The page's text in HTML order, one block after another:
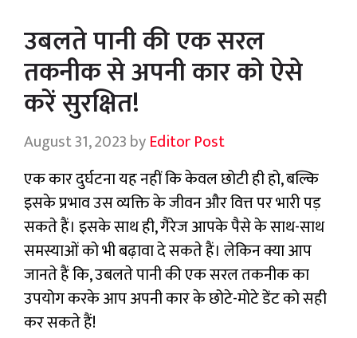
उबलते पानी की एक सरल
तकनीक से अपनी कार को ऐसे
करें सुरक्षित!
August 31, 2023byEditor Post
एक कार दुर्घटना यह नहीं कि केवल छोटी ही हो, बल्कि
इसके प्रभाव उस व्यक्ति के जीवन और वित्त पर भारी पड़
सकते हैं। इसके साथ ही, गैरेज आपके पैसे के साथ-साथ
समस्याओं को भी बढ़ावा दे सकते हैं। लेकिन क्या आप
जानते हैं कि, उबलते पानी की एक सरल तकनीक का
उपयोग करके आप अपनी कार के छोटे-मोटे डेंट को सही
कर सकते हैं!